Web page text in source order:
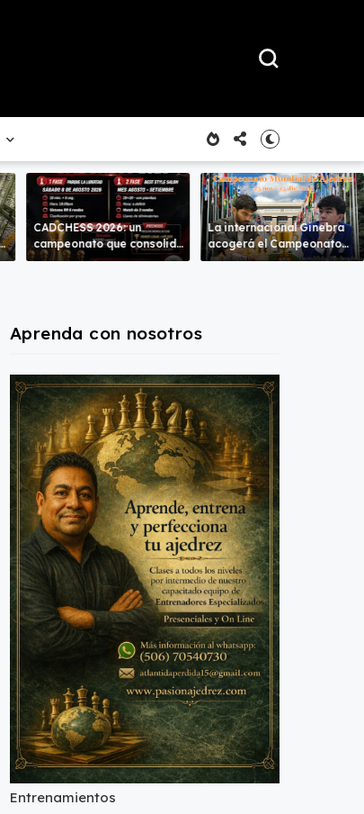
CADCHESS 2026: un
campeonato que consolida
una nueva tradición en el
La internacional Ginebra
acogerá el Campeonato
del Mundo
Aprenda con nosotros
Entrenamientos